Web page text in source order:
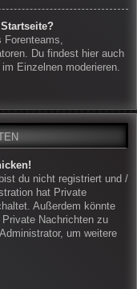
Forenteams,
Du findest hier auch
Einzelnen moderieren.
du nicht registriert und /
hat Private
Außerdem könnte
Nachrichten zu
um weitere